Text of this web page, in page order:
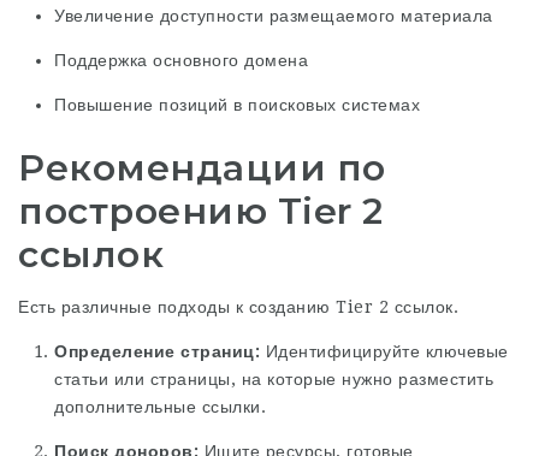
Увеличение доступности размещаемого материала
Поддержка основного домена
Повышение позиций в поисковых системах
Рекомендации по
построению Tier 2
ссылок
Есть различные подходы к созданию Tier 2 ссылок.
Определение страниц: Идентифицируйте ключевые
статьи или страницы, на которые нужно разместить
дополнительные ссылки.
Поиск доноров: Ищите ресурсы, готовые